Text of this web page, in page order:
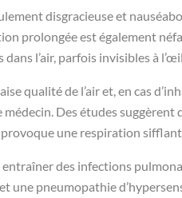
disgracieuse et
prolongée est également
l’air, parfois invisibles à
qualité de l’air et, en cas
Des études
une respiration
entraîner des infections
une pneumopathie